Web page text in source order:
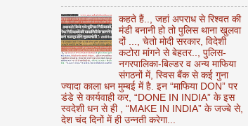
कहते हैं.., जहां अपराध से रिश्वत की
मंडी बनानी हो तो पुलिस थाना खुलवा
दों ..., चेतो मोदी सरकार, विदेशी
कटोरा मांगने से बेहतर.., पुलिस-
नगरपालिका-बिल्डर व अन्य माफिया
संगठनों में, स्विस बैंक से कई गुना
ज्यादा काला धन मुम्बई में है. इन “माफिया DON” पर
डंडे से कार्यवाही कर, “DONE IN INDIA” के इस
स्वदेशी धन से ही , “MAKE IN INDIA” के जज्बे से,
देश चंद दिनों में ही उन्नती करेगा...